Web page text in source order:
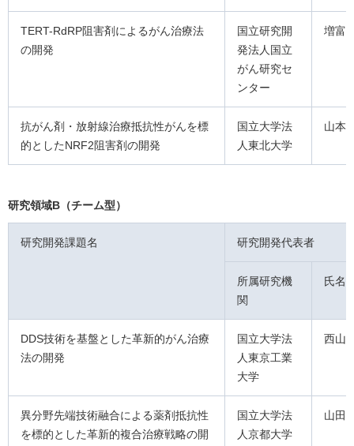
TERT-RdRP阻害剤によるがん治療法
の開発
国立研究開
発法人国立
がん研究セ
ンター
増富
抗がん剤・放射線治療抵抗性がんを標
的としたNRF2阻害剤の開発
国立大学法
人東北大学
山本
研究領域B（チーム型）
研究開発課題名 研究開発代表者
所属研究機
関
氏名
DDS技術を基盤とした革新的がん治療
法の開発
国立大学法
人東京工業
大学
西山
異分野先端技術融合による薬剤抵抗性
を標的とした革新的複合治療戦略の開
国立大学法
人京都大学
山田